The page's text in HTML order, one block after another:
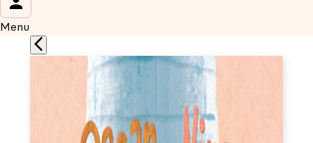
Menu
Wat is je voornaam?
Wat is je e-mailadres?*
Aanmelden
We gebruiken je gegevens om contact op te nemen, in